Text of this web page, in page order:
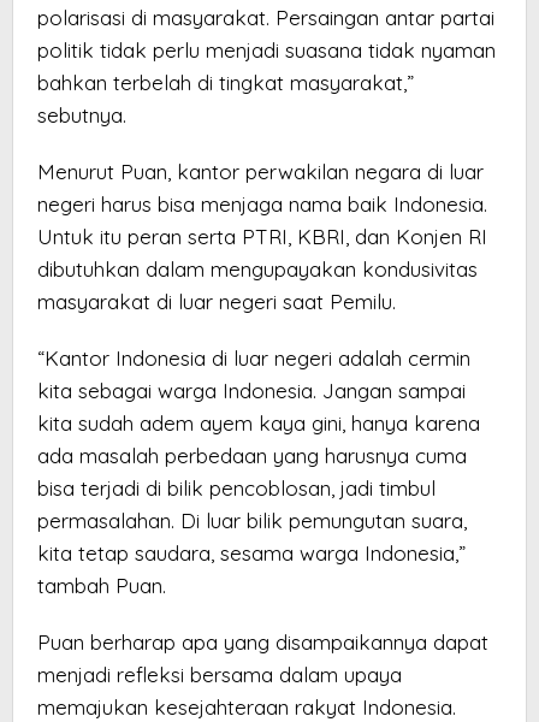
polarisasi di masyarakat. Persaingan antar partai
politik tidak perlu menjadi suasana tidak nyaman
bahkan terbelah di tingkat masyarakat,”
sebutnya.
Menurut Puan, kantor perwakilan negara di luar
negeri harus bisa menjaga nama baik Indonesia.
Untuk itu peran serta PTRI, KBRI, dan Konjen RI
dibutuhkan dalam mengupayakan kondusivitas
masyarakat di luar negeri saat Pemilu.
“Kantor Indonesia di luar negeri adalah cermin
kita sebagai warga Indonesia. Jangan sampai
kita sudah adem ayem kaya gini, hanya karena
ada masalah perbedaan yang harusnya cuma
bisa terjadi di bilik pencoblosan, jadi timbul
permasalahan. Di luar bilik pemungutan suara,
kita tetap saudara, sesama warga Indonesia,”
tambah Puan.
Puan berharap apa yang disampaikannya dapat
menjadi refleksi bersama dalam upaya
memajukan kesejahteraan rakyat Indonesia.